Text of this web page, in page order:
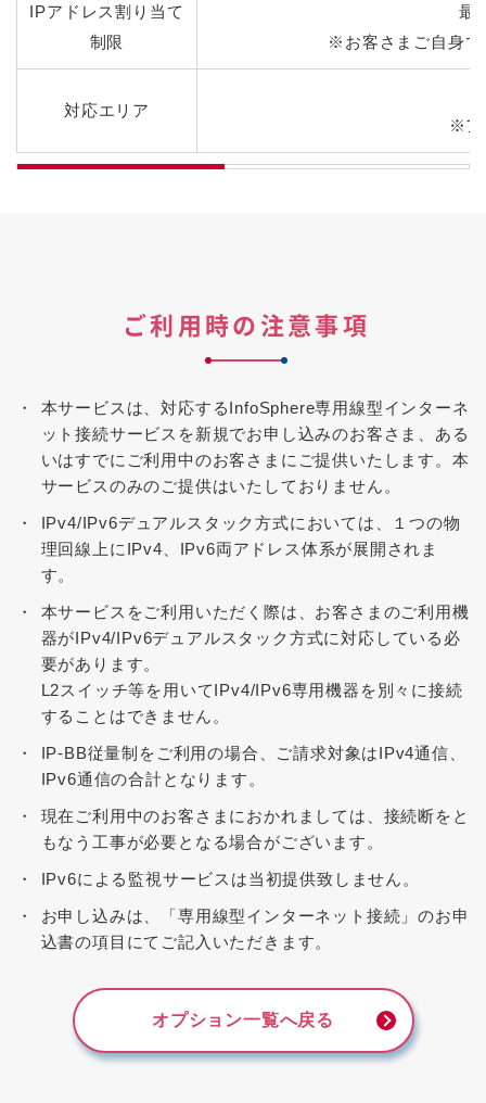
IPアドレス割り当て
制限
最
※お客さまご自身で
対応エリア
※ア
ご利用時の注意事項
本サービスは、対応するInfoSphere専用線型インターネ
ット接続サービスを新規でお申し込みのお客さま、ある
いはすでにご利用中のお客さまにご提供いたします。本
サービスのみのご提供はいたしておりません。
IPv4/IPv6デュアルスタック方式においては、１つの物
理回線上にIPv4、IPv6両アドレス体系が展開されま
す。
本サービスをご利用いただく際は、お客さまのご利用機
器がIPv4/IPv6デュアルスタック方式に対応している必
要があります。
L2スイッチ等を用いてIPv4/IPv6専用機器を別々に接続
することはできません。
IP-BB従量制をご利用の場合、ご請求対象はIPv4通信、
IPv6通信の合計となります。
現在ご利用中のお客さまにおかれましては、接続断をと
もなう工事が必要となる場合がございます。
IPv6による監視サービスは当初提供致しません。
お申し込みは、「専用線型インターネット接続」のお申
込書の項目にてご記入いただきます。
オプション一覧へ戻る